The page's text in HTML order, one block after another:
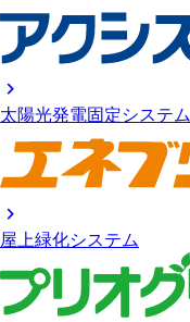
chevron_right
太陽光発電固定システム
chevron_right
屋上緑化システム